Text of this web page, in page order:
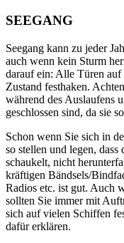
SEEGANG
Seegang kann zu jeder
auch wenn kein Sturm
darauf ein: Alle Türen auf
Zustand festhaken.
während des Auslaufens
geschlossen sind, da sie
Schon wenn Sie sich in
so stellen und legen, dass
schaukelt, nicht
kräftigen Bändsels/
Radios etc. ist gut. Auch
sollten Sie immer mit
sich auf vielen Schiffen
dafür erklären.